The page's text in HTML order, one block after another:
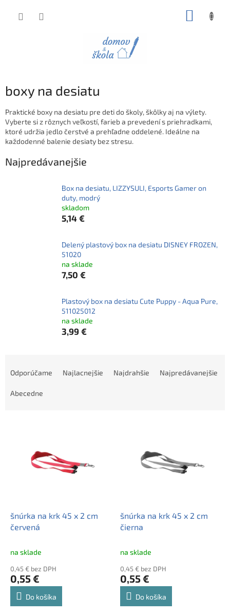
boxy na desiatu
Praktické boxy na desiatu pre deti do školy, škôlky aj na výlety.
Vyberte si z rôznych veľkostí, farieb a prevedení s priehradkami,
ktoré udržia jedlo čerstvé a prehľadne oddelené. Ideálne na
každodenné balenie desiaty bez stresu.
Najpredávanejšie
Box na desiatu, LIZZYSULI, Esports Gamer on
duty, modrý
skladom
5,14 €
Delený plastový box na desiatu DISNEY FROZEN,
51020
na sklade
7,50 €
Plastový box na desiatu Cute Puppy - Aqua Pure,
511025012
na sklade
3,99 €
Odporúčame Najlacnejšie Najdrahšie Najpredávanejšie
Abecedne
šnúrka na krk 45 x 2 cm
červená
na sklade
0,45 € bez DPH
0,55 €
Do košíka
šnúrka na krk 45 x 2 cm
čierna
na sklade
0,45 € bez DPH
0,55 €
Do košíka